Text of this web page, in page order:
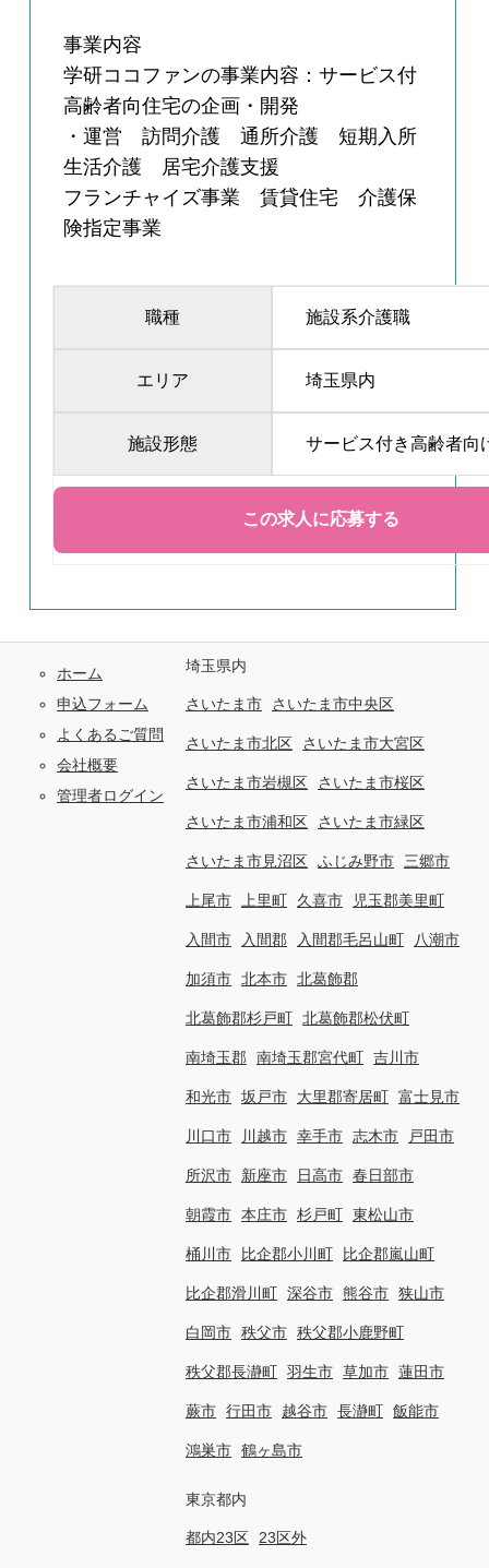
事業内容
学研ココファンの事業内容：サービス付
高齢者向住宅の企画・開発
・運営 訪問介護 通所介護 短期入所
生活介護 居宅介護支援
フランチャイズ事業 賃貸住宅 介護保
険指定事業
職種 施設系介護職
エリア 埼玉県内
施設形態 サービス付き高齢者向
ホーム
申込フォーム
よくあるご質問
会社概要
管理者ログイン
埼玉県内
さいたま市 さいたま市中央区
さいたま市北区 さいたま市大宮区
さいたま市岩槻区 さいたま市桜区
さいたま市浦和区 さいたま市緑区
さいたま市見沼区 ふじみ野市 三郷市
上尾市 上里町 久喜市 児玉郡美里町
入間市 入間郡 入間郡毛呂山町 八潮市
加須市 北本市 北葛飾郡
北葛飾郡杉戸町 北葛飾郡松伏町
南埼玉郡 南埼玉郡宮代町 吉川市
和光市 坂戸市 大里郡寄居町 富士見市
川口市 川越市 幸手市 志木市 戸田市
所沢市 新座市 日高市 春日部市
朝霞市 本庄市 杉戸町 東松山市
桶川市 比企郡小川町 比企郡嵐山町
比企郡滑川町 深谷市 熊谷市 狭山市
白岡市 秩父市 秩父郡小鹿野町
秩父郡長瀞町 羽生市 草加市 蓮田市
蕨市 行田市 越谷市 長瀞町 飯能市
鴻巣市 鶴ヶ島市
東京都内
都内23区 23区外